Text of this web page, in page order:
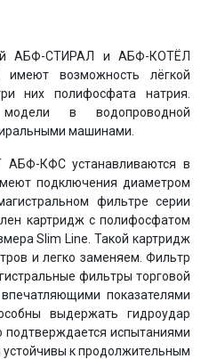
АБФ-СТИРАЛ и АБФ-КОТЁЛ
возможность лёгкой
них полифосфата натрия.
в водопроводной
машинами.
КФС устанавливаются в
подключения диаметром
фильтре серии
картридж с полифосфатом
Slim Line. Такой картридж
и легко заменяем. Фильтр
фильтры торговой
показателями
выдержать гидроудар
испытаниями
к продолжительным